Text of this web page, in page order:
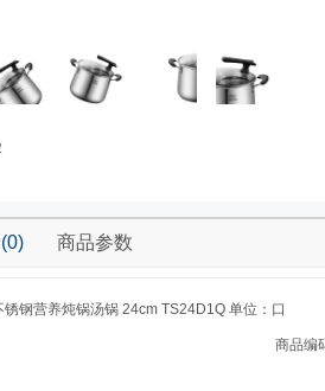
(0) 商品参数
钢营养炖锅汤锅 24cm TS24D1Q 单位：口
商品编